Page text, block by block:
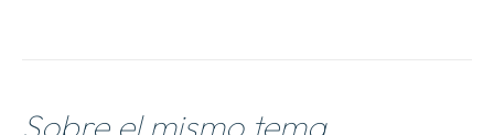
Sobre el mismo tema